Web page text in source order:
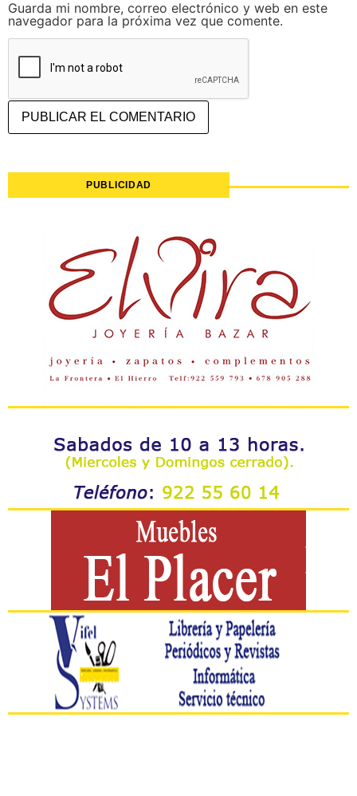
Guarda mi nombre, correo electrónico y web en este
navegador para la próxima vez que comente.
PUBLICIDAD